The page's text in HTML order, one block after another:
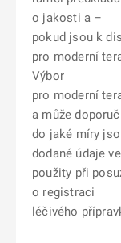
o jakosti a –
pokud jsou k
pro moderní
Výbor
pro moderní
a může
do jaké míry
dodané údaje
použity při
o registraci
léčivého